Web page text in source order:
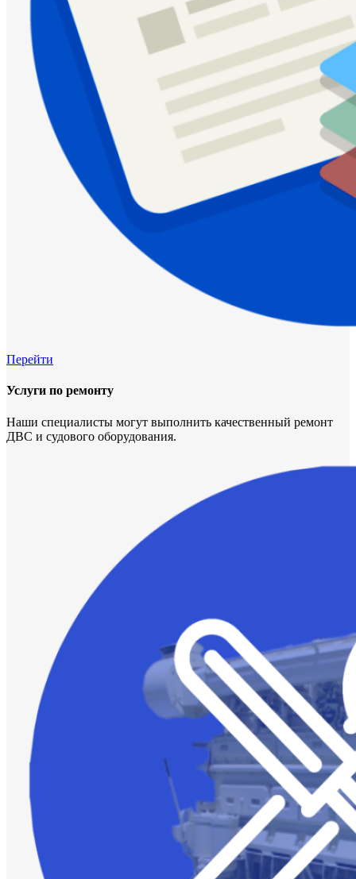
Перейти
Услуги по ремонту
Наши специалисты могут выполнить качественный ремонт
ДВС и судового оборудования.